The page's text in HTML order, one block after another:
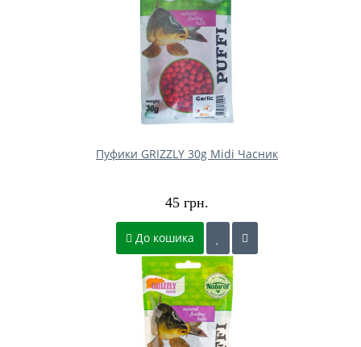
Пуфики GRIZZLY 30g Midi Часник
45 грн.
До кошика